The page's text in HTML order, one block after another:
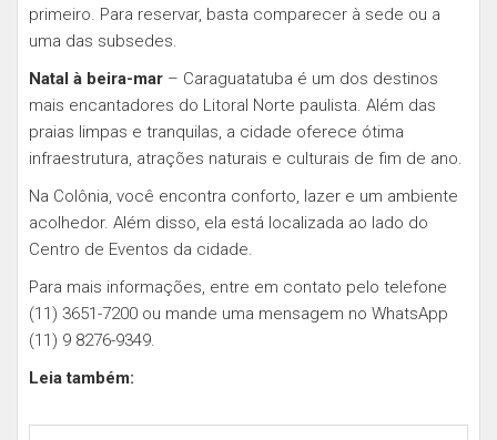
primeiro. Para reservar, basta comparecer à sede ou a
uma das subsedes.
Natal à beira-mar – Caraguatatuba é um dos destinos
mais encantadores do Litoral Norte paulista. Além das
praias limpas e tranquilas, a cidade oferece ótima
infraestrutura, atrações naturais e culturais de fim de ano.
Na Colônia, você encontra conforto, lazer e um ambiente
acolhedor. Além disso, ela está localizada ao lado do
Centro de Eventos da cidade.
Para mais informações, entre em contato pelo telefone
(11) 3651-7200 ou mande uma mensagem no WhatsApp
(11) 9 8276-9349.
Leia também: